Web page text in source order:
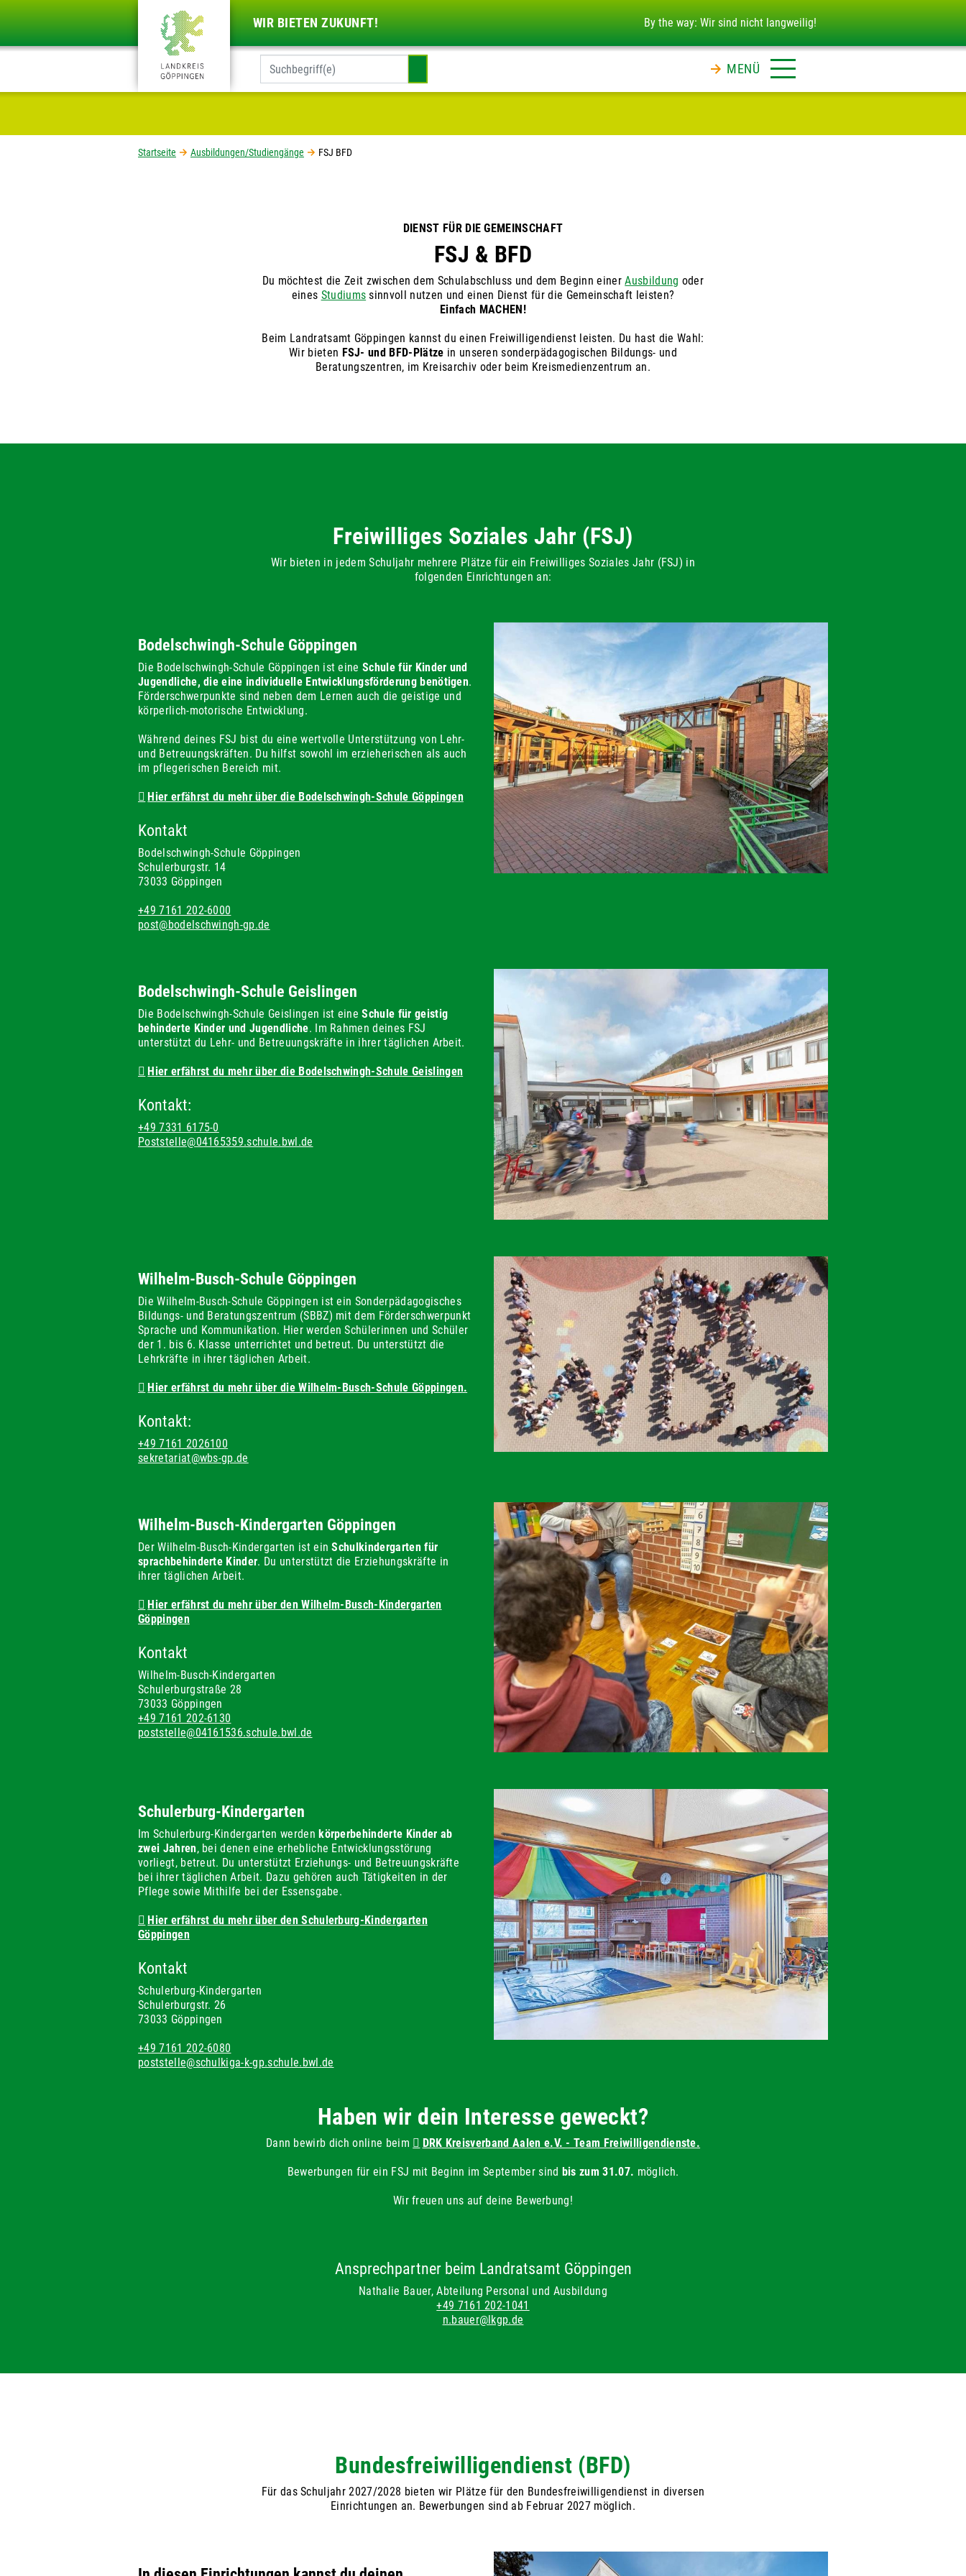
WIR BIETEN ZUKUNFT! By the way: Wir sind nicht langweilig!
MENÜ
Startseite Ausbildungen/Studiengänge FSJ BFD
DIENST FÜR DIE GEMEINSCHAFT
FSJ & BFD
Du möchtest die Zeit zwischen dem Schulabschluss und dem Beginn einerAusbildung oder
eines Studiums sinnvoll nutzen und einen Dienst für die Gemeinschaft leisten?
Einfach MACHEN!
Beim Landratsamt Göppingen kannst du einen Freiwilligendienst leisten. Du hast die Wahl:
Wir bieten FSJ- und BFD-Plätze in unseren sonderpädagogischen Bildungs- und
Beratungszentren, im Kreisarchiv oder beim Kreismedienzentrum an.
Freiwilliges Soziales Jahr (FSJ)
Wir bieten in jedem Schuljahr mehrere Plätze für ein Freiwilliges Soziales Jahr (FSJ) in
folgenden Einrichtungen an:
Bodelschwingh-Schule Göppingen
Die Bodelschwingh-Schule Göppingen ist eineSchule für Kinder und
Jugendliche, die eine individuelle Entwicklungsförderung benötigen.
Förderschwerpunkte sind neben dem Lernen auch die geistige und
körperlich-motorische Entwicklung.
Während deines FSJ bist du eine wertvolle Unterstützung von Lehr-
und Betreuungskräften. Du hilfst sowohl im erzieherischen als auch
im pflegerischen Bereich mit.
Hier erfährst du mehr über die Bodelschwingh-Schule Göppingen
Kontakt
Bodelschwingh-Schule Göppingen
Schulerburgstr. 14
73033 Göppingen
+49 7161 202-6000
post@bodelschwingh-gp.de
Bodelschwingh-Schule Geislingen
Die Bodelschwingh-Schule Geislingen ist eineSchule für geistig
behinderte Kinder und Jugendliche. Im Rahmen deines FSJ
unterstützt du Lehr- und Betreuungskräfte in ihrer täglichen Arbeit.
Hier erfährst du mehr über die Bodelschwingh-Schule Geislingen
Kontakt:
+49 7331 6175-0
Poststelle@04165359.schule.bwl.de
Wilhelm-Busch-Schule Göppingen
Die Wilhelm-Busch-Schule Göppingen ist ein Sonderpädagogisches
Bildungs- und Beratungszentrum (SBBZ) mit dem Förderschwerpunkt
Sprache und Kommunikation. Hier werden Schülerinnen und Schüler
der 1. bis 6. Klasse unterrichtet und betreut. Du unterstützt die
Lehrkräfte in ihrer täglichen Arbeit.
Hier erfährst du mehr über die Wilhelm-Busch-Schule Göppingen.
Kontakt:
+49 7161 2026100
sekretariat@wbs-gp.de
Wilhelm-Busch-Kindergarten Göppingen
Der Wilhelm-Busch-Kindergarten ist einSchulkindergarten für
sprachbehinderte Kinder. Du unterstützt die Erziehungskräfte in
ihrer täglichen Arbeit.
Hier erfährst du mehr über den Wilhelm-Busch-Kindergarten
Göppingen
Kontakt
Wilhelm-Busch-Kindergarten
Schulerburgstraße 28
73033 Göppingen
+49 7161 202-6130
poststelle@04161536.schule.bwl.de
Schulerburg-Kindergarten
Im Schulerburg-Kindergarten werden körperbehinderte Kinder ab
zwei Jahren, bei denen eine erhebliche Entwicklungsstörung
vorliegt, betreut. Du unterstützt Erziehungs- und Betreuungskräfte
bei ihrer täglichen Arbeit. Dazu gehören auch Tätigkeiten in der
Pflege sowie Mithilfe bei der Essensgabe.
Hier erfährst du mehr über den Schulerburg-Kindergarten
Göppingen
Kontakt
Schulerburg-Kindergarten
Schulerburgstr. 26
73033 Göppingen
+49 7161 202-6080
poststelle@schulkiga-k-gp.schule.bwl.de
Haben wir dein Interesse geweckt?
Dann bewirb dich online beim DRK Kreisverband Aalen e.V. - Team Freiwilligendienste.
Bewerbungen für ein FSJ mit Beginn im September sind bis zum 31.07. möglich.
Wir freuen uns auf deine Bewerbung!
Ansprechpartner beim Landratsamt Göppingen
Nathalie Bauer, Abteilung Personal und Ausbildung
+49 7161 202-1041
n.bauer@lkgp.de
Bundesfreiwilligendienst (BFD)
Für das Schuljahr 2027/2028 bieten wir Plätze für den Bundesfreiwilligendienst in diversen
Einrichtungen an. Bewerbungen sind ab Februar 2027 möglich.